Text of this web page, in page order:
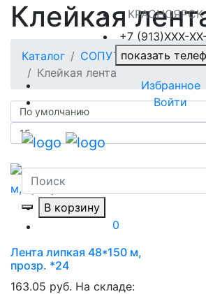
КРАСНОЯРСК
+7 (913)ХXX-
показать
Избранное
Войти
0
Клейкая
Каталог
СОПУТСТВУЮЩИЙ
Клейкая лента
В корзину
Лента липкая 48*150 м,
прозр. *24
163.05 руб. На складе: